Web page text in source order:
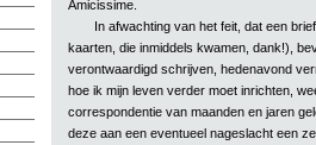
Amicissime.
In afwachting van het feit, dat een
kaarten, die inmiddels kwamen, dank!),
verontwaardigd schrijven, hedenavond
hoe ik mijn leven verder moet inrichten,
correspondentie van maanden en jaren
deze aan een eventueel nageslacht een